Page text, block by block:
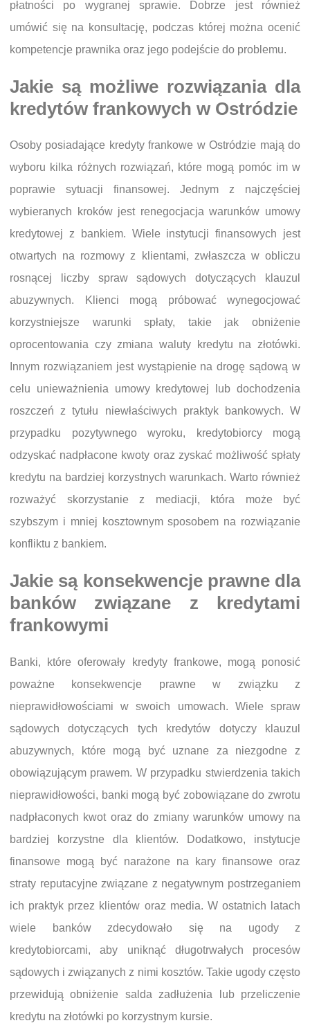
płatności po wygranej sprawie. Dobrze jest również
umówić się na konsultację, podczas której można ocenić
kompetencje prawnika oraz jego podejście do problemu.
Jakie są możliwe rozwiązania dla
kredytów frankowych w Ostródzie
Osoby posiadające kredyty frankowe w Ostródzie mają do
wyboru kilka różnych rozwiązań, które mogą pomóc im w
poprawie sytuacji finansowej. Jednym z najczęściej
wybieranych kroków jest renegocjacja warunków umowy
kredytowej z bankiem. Wiele instytucji finansowych jest
otwartych na rozmowy z klientami, zwłaszcza w obliczu
rosnącej liczby spraw sądowych dotyczących klauzul
abuzywnych. Klienci mogą próbować wynegocjować
korzystniejsze warunki spłaty, takie jak obniżenie
oprocentowania czy zmiana waluty kredytu na złotówki.
Innym rozwiązaniem jest wystąpienie na drogę sądową w
celu unieważnienia umowy kredytowej lub dochodzenia
roszczeń z tytułu niewłaściwych praktyk bankowych. W
przypadku pozytywnego wyroku, kredytobiorcy mogą
odzyskać nadpłacone kwoty oraz zyskać możliwość spłaty
kredytu na bardziej korzystnych warunkach. Warto również
rozważyć skorzystanie z mediacji, która może być
szybszym i mniej kosztownym sposobem na rozwiązanie
konfliktu z bankiem.
Jakie są konsekwencje prawne dla
banków związane z kredytami
frankowymi
Banki, które oferowały kredyty frankowe, mogą ponosić
poważne konsekwencje prawne w związku z
nieprawidłowościami w swoich umowach. Wiele spraw
sądowych dotyczących tych kredytów dotyczy klauzul
abuzywnych, które mogą być uznane za niezgodne z
obowiązującym prawem. W przypadku stwierdzenia takich
nieprawidłowości, banki mogą być zobowiązane do zwrotu
nadpłaconych kwot oraz do zmiany warunków umowy na
bardziej korzystne dla klientów. Dodatkowo, instytucje
finansowe mogą być narażone na kary finansowe oraz
straty reputacyjne związane z negatywnym postrzeganiem
ich praktyk przez klientów oraz media. W ostatnich latach
wiele banków zdecydowało się na ugody z
kredytobiorcami, aby uniknąć długotrwałych procesów
sądowych i związanych z nimi kosztów. Takie ugody często
przewidują obniżenie salda zadłużenia lub przeliczenie
kredytu na złotówki po korzystnym kursie.